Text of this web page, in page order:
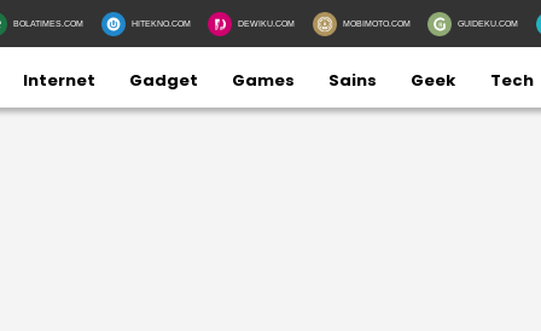
BOLATIMES.COM HITEKNO.COM DEWIKU.COM MOBIMOTO.COM GUIDEKU.COM
Internet Gadget Games Sains Geek Tech